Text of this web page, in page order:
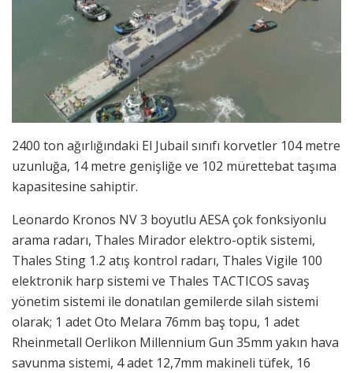
2400 ton ağırlığındaki El Jubail sınıfı korvetler 104 metre
uzunluğa, 14 metre genişliğe ve 102 mürettebat taşıma
kapasitesine sahiptir.
Leonardo Kronos NV 3 boyutlu AESA çok fonksiyonlu
arama radarı, Thales Mirador elektro-optik sistemi,
Thales Sting 1.2 atış kontrol radarı, Thales Vigile 100
elektronik harp sistemi ve Thales TACTICOS savaş
yönetim sistemi ile donatılan gemilerde silah sistemi
olarak; 1 adet Oto Melara 76mm baş topu, 1 adet
Rheinmetall Oerlikon Millennium Gun 35mm yakın hava
savunma sistemi, 4 adet 12,7mm makineli tüfek, 16